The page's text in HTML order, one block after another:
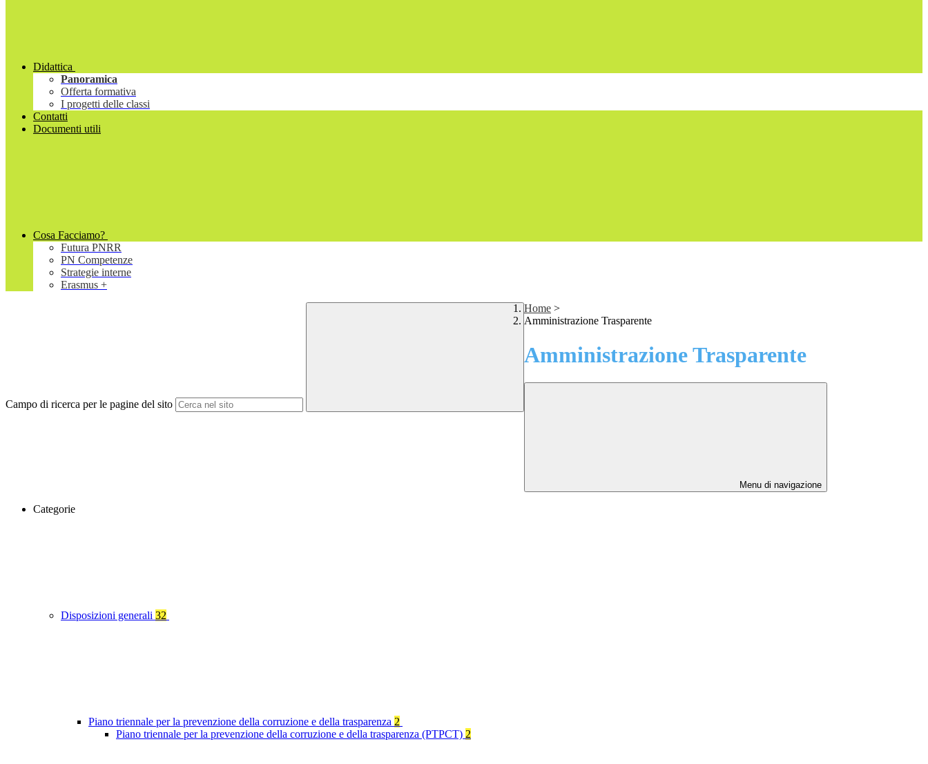
Didattica
Panoramica
Offerta formativa
I progetti delle classi
Contatti
Documenti utili
Cosa Facciamo?
Futura PNRR
PN Competenze
Strategie interne
Erasmus +
Campo di ricerca per le pagine del sito
Home >
Amministrazione Trasparente
Amministrazione Trasparente
Menu di navigazione
Categorie
Disposizioni generali 32
Piano triennale per la prevenzione della corruzione e della trasparenza 2
Piano triennale per la prevenzione della corruzione e della trasparenza (PTPCT) 2